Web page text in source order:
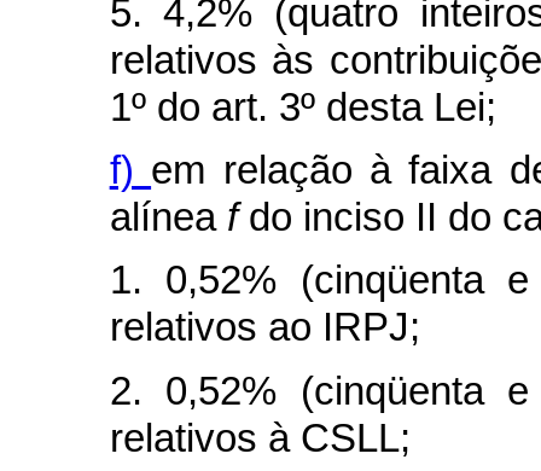
5. 4,2% (quatro
relativos às
1º do art. 3º desta Lei;
f) em relação à faixa
alínea fdo inciso II do
1. 0,52% (cinqüenta
relativos ao IRPJ;
2. 0,52% (cinqüenta
relativos à CSLL;